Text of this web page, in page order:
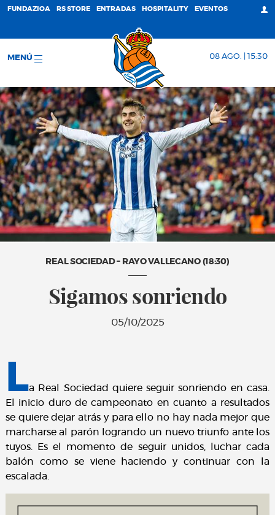
FUNDAZIOA RS STORE ENTRADAS HOSPITALITY EVENTOS
MENÚ 08 AGO. | 15:30
REAL SOCIEDAD – RAYO VALLECANO (18:30)
Sigamos sonriendo
05/10/2025
La Real Sociedad quiere seguir sonriendo en casa.
El inicio duro de campeonato en cuanto a resultados
se quiere dejar atrás y para ello no hay nada mejor que
marcharse al parón logrando un nuevo triunfo ante los
tuyos. Es el momento de seguir unidos, luchar cada
balón como se viene haciendo y continuar con la
escalada.